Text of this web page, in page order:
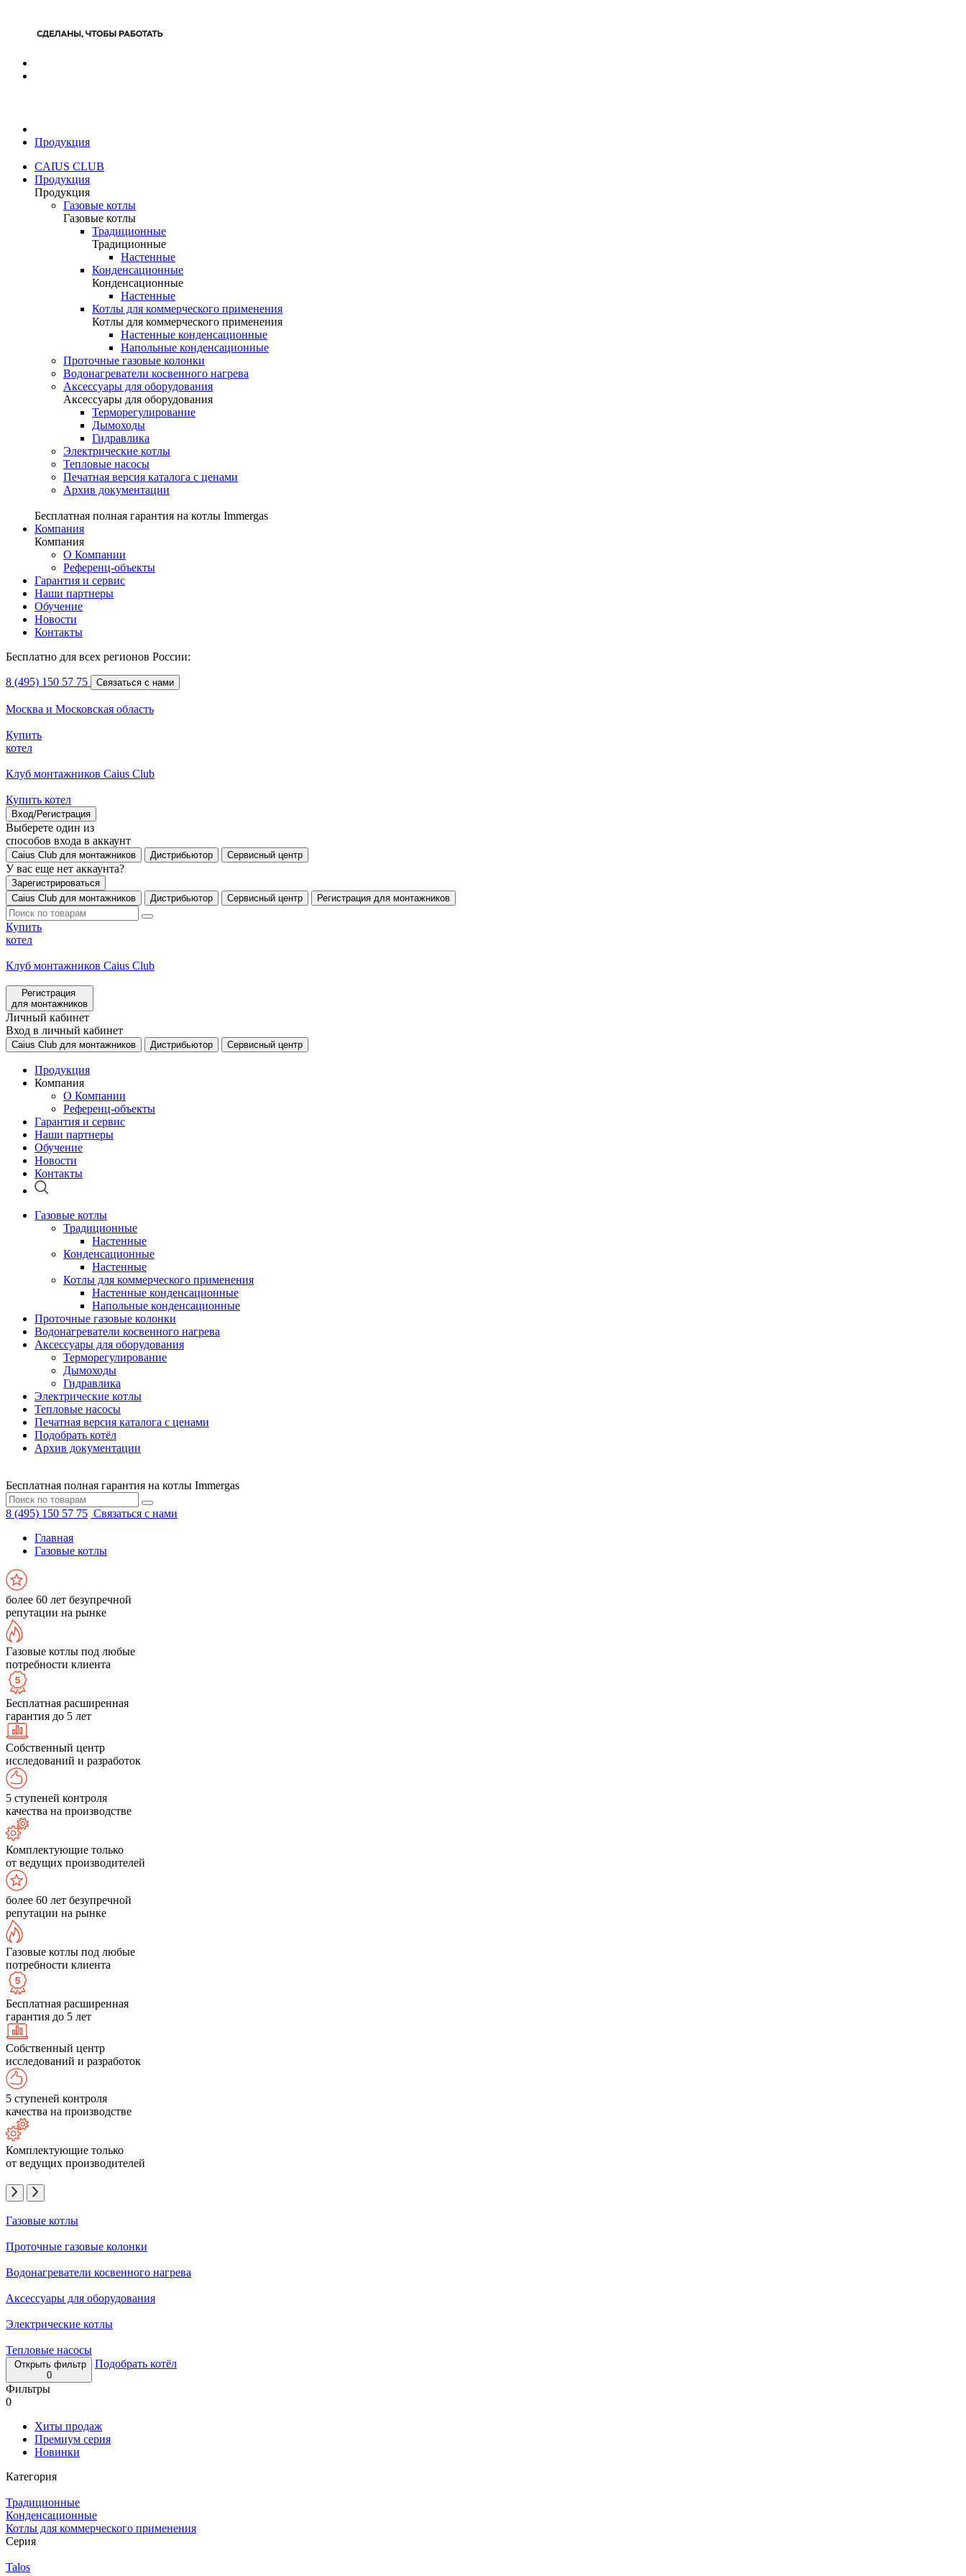
Продукция
CAIUS CLUB
Продукция
Продукция
Газовые котлы
Газовые котлы
Традиционные
Традиционные
Настенные
Конденсационные
Конденсационные
Настенные
Котлы для коммерческого применения
Котлы для коммерческого применения
Настенные конденсационные
Напольные конденсационные
Проточные газовые колонки
Водонагреватели косвенного нагрева
Аксессуары для оборудования
Аксессуары для оборудования
Терморегулирование
Дымоходы
Гидравлика
Электрические котлы
Тепловые насосы
Печатная версия каталога с ценами
Архив документации
Бесплатная полная гарантия на котлы Immergas
Компания
Компания
О Компании
Референц-объекты
Гарантия и сервис
Наши партнеры
Обучение
Новости
Контакты
Бесплатно для всех регионов России:
8 (495) 150 57 75 Связаться с нами
Москва и Московская область
Купить
котел
Клуб монтажников Caius Club
Купить котел
Вход/Регистрация
Выберете один из
способов входа в аккаунт
Caius Club для монтажников Дистрибьютор Сервисный центр
У вас еще нет аккаунта?
Зарегистрироваться
Caius Club для монтажников
Дистрибьютор Сервисный центр Регистрация для монтажников
Купить
котел
Клуб монтажников Caius Club
Регистрация
для монтажников
Личный кабинет
Вход в личный кабинет
Caius Club для монтажников Дистрибьютор Сервисный центр
Продукция
Компания
О Компании
Референц-объекты
Гарантия и сервис
Наши партнеры
Обучение
Новости
Контакты
Газовые котлы
Традиционные
Настенные
Конденсационные
Настенные
Котлы для коммерческого применения
Настенные конденсационные
Напольные конденсационные
Проточные газовые колонки
Водонагреватели косвенного нагрева
Аксессуары для оборудования
Терморегулирование
Дымоходы
Гидравлика
Электрические котлы
Тепловые насосы
Печатная версия каталога с ценами
Подобрать котёл
Архив документации
Бесплатная полная гарантия на котлы Immergas
8 (495) 150 57 75 Связаться с нами
Главная
Газовые котлы
более 60 лет безупречной
репутации на рынке
Газовые котлы под любые
потребности клиента
Бесплатная расширенная
гарантия до 5 лет
Собственный центр
исследований и разработок
5 ступеней контроля
качества на производстве
Комплектующие только
от ведущих производителей
более 60 лет безупречной
репутации на рынке
Газовые котлы под любые
потребности клиента
Бесплатная расширенная
гарантия до 5 лет
Собственный центр
исследований и разработок
5 ступеней контроля
качества на производстве
Комплектующие только
от ведущих производителей
Газовые котлы
Проточные газовые колонки
Водонагреватели косвенного нагрева
Аксессуары для оборудования
Электрические котлы
Тепловые насосы
Открыть фильтр
0
Подобрать котёл
Фильтры
0
Хиты продаж
Премиум серия
Новинки
Категория
Традиционные
Конденсационные
Котлы для коммерческого применения
Серия
Talos